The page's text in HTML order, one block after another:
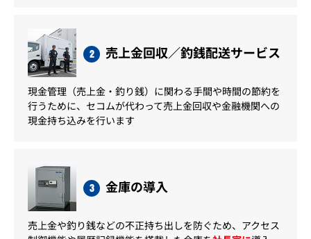
2 売上金回収／釣銭配送サービス
現金管理（売上金・釣り銭）に関わる手間や時間の節約を
行うために、セコムが代わって売上金回収や金融機関への
現金持ち込みを行います
3 金庫の導入
売上金や釣り銭などの不正持ち出しを防ぐため、アクセス